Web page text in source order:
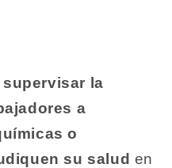
supervisar la
a
o
su salud en